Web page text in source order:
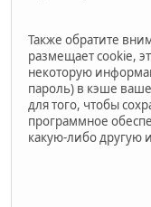
Также обратите
размещает cookie,
некоторую
пароль) в кэше
для того, чтобы
программное
какую-либо другую